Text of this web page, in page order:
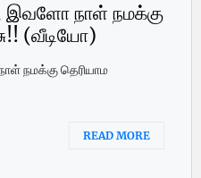
இவளோ நாள் நமக்கு
(வீடியோ)
நமக்கு தெரியாம
READ MORE